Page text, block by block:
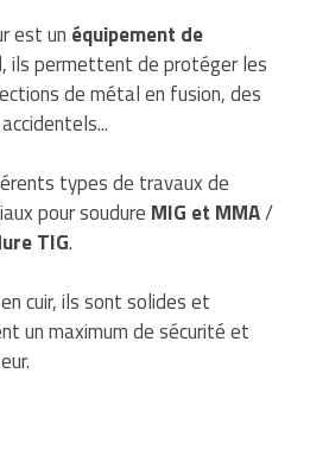
et terrain
est un équipement de
ils permettent de protéger les
de métal en fusion, des
types de travaux de
pour soudure MIG et MMA/
TIG.
cuir, ils sont solides et
un maximum de sécurité et